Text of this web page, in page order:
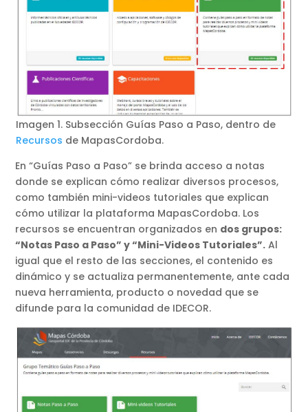
Imagen 1. Subsección Guías Paso a Paso, dentro de
Recursos de MapasCordoba.
En “Guías Paso a Paso” se brinda acceso a notas
donde se explican cómo realizar diversos procesos,
como también mini-videos tutoriales que explican
cómo utilizar la plataforma MapasCordoba. Los
recursos se encuentran organizados en dos grupos:
“Notas Paso a Paso” y “Mini-Videos Tutoriales”. Al
igual que el resto de las secciones, el contenido es
dinámico y se actualiza permanentemente, ante cada
nueva herramienta, producto o novedad que se
difunde para la comunidad de IDECOR.